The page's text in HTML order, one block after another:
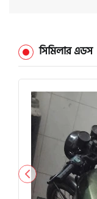
সিমিলার এডস